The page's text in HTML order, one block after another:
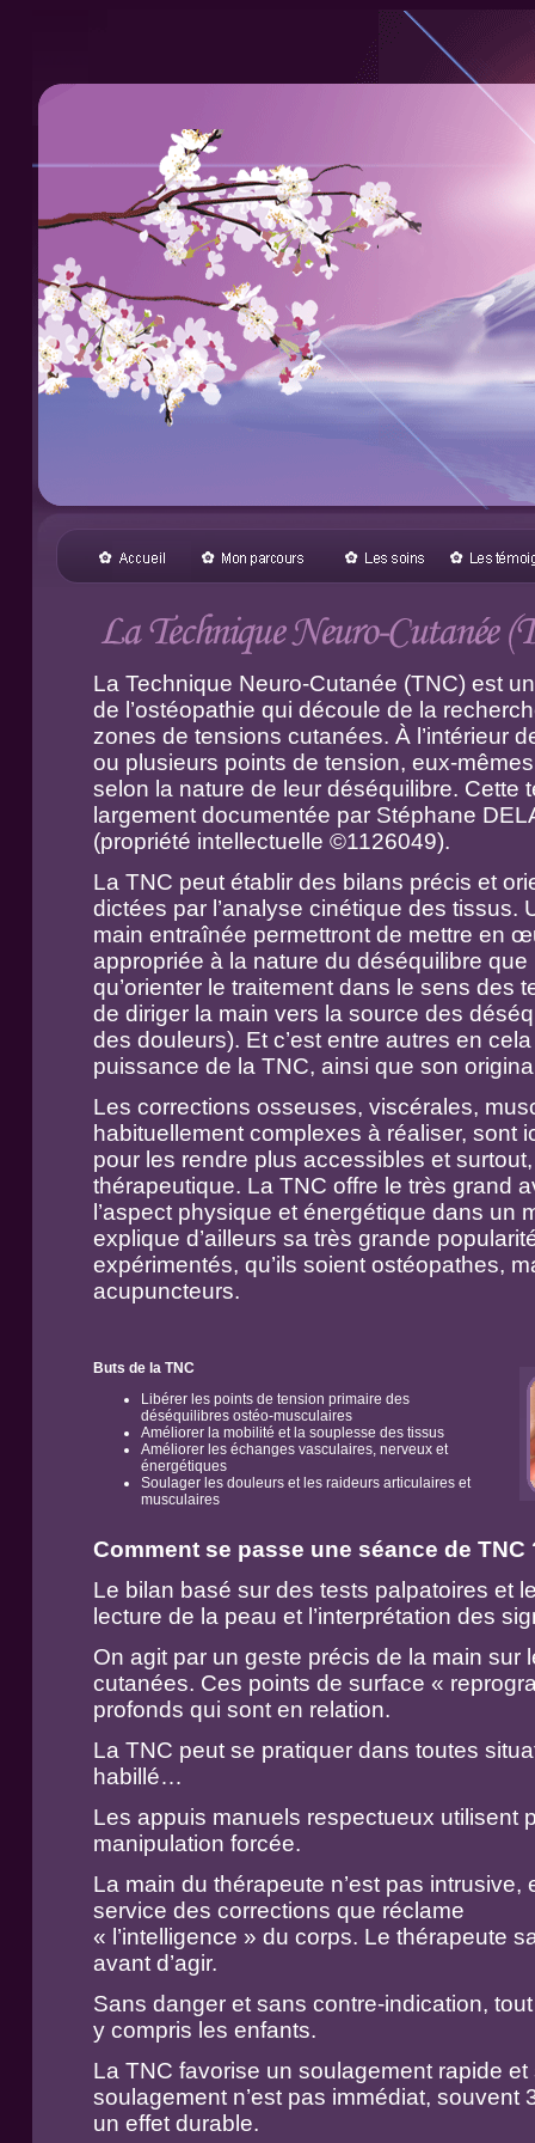
La Technique Neuro-Cutanée (TNC) est
de l’ostéopathie qui découle de la
zones de tensions cutanées. À l’intérieur
ou plusieurs points de tension, eux-
selon la nature de leur déséquilibre. Cette
largement documentée par Stéphane
(propriété intellectuelle ©1126049).
La TNC peut établir des bilans précis et
dictées par l’analyse cinétique des tissus.
main entraînée permettront de mettre en
appropriée à la nature du déséquilibre
qu’orienter le traitement dans le sens des
de diriger la main vers la source des
des douleurs). Et c’est entre autres en
puissance de la TNC, ainsi que son
Les corrections osseuses, viscérales,
habituellement complexes à réaliser, sont
pour les rendre plus accessibles et
thérapeutique. La TNC offre le très grand
l’aspect physique et énergétique dans un
explique d’ailleurs sa très grande
expérimentés, qu’ils soient ostéopathes,
acupuncteurs.
Buts de la TNC
Libérer les points de tension primaire des
déséquilibres ostéo-musculaires
Améliorer la mobilité et la souplesse des tissus
Améliorer les échanges vasculaires, nerveux et
énergétiques
Soulager les douleurs et les raideurs articulaires et
musculaires
Comment se passe une séance de TNC
Le bilan basé sur des tests palpatoires et
lecture de la peau et l’interprétation des
On agit par un geste précis de la main sur
cutanées. Ces points de surface «
profonds qui sont en relation.
La TNC peut se pratiquer dans toutes
habillé…
Les appuis manuels respectueux utilisent
manipulation forcée.
La main du thérapeute n’est pas
service des corrections que réclame
« l’intelligence » du corps. Le thérapeute
avant d’agir.
Sans danger et sans contre-indication,
y compris les enfants.
La TNC favorise un soulagement rapide
soulagement n’est pas immédiat, souvent
un effet durable.